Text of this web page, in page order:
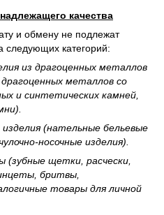
качества
и обмену не подлежат
следующих категорий:
из драгоценных металлов
металлов со
и синте­тических камней,
(нательные бельевые
носочные изделия).
щетки, расчески,
бритвы,
товары для личной